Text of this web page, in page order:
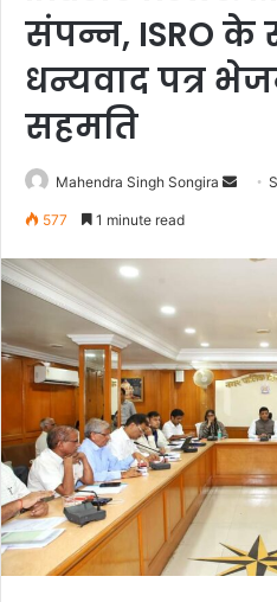
संपन्न, ISRO के
धन्यवाद पत्र
सहमति
Mahendra Singh Songira
Send
577 1 minute read